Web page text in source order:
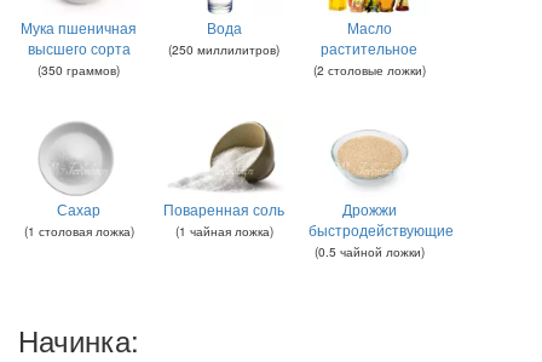
Мука пшеничная
высшего сорта
(350 граммов)
Вода
(250 миллилитров)
Масло
растительное
(2 столовые ложки)
Сахар
(1 столовая ложка)
Поваренная соль
(1 чайная ложка)
Дрожжи
быстродействующие
(0.5 чайной ложки)
Начинка: